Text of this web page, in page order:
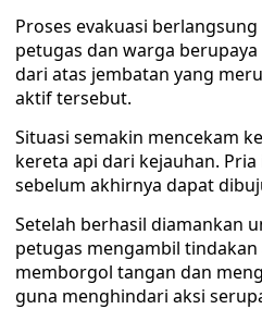
Proses evakuasi
petugas dan warga
dari atas jembatan yang
aktif tersebut.
Situasi semakin mencekam
kereta api dari kejauhan.
sebelum akhirnya dapat
Setelah berhasil diamankan
petugas mengambil
memborgol tangan dan
guna menghindari aksi